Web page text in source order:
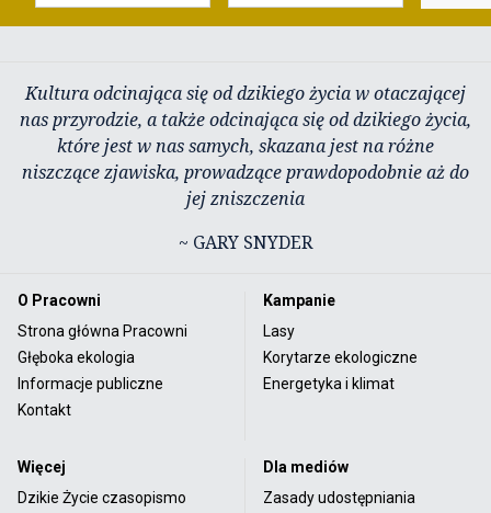
Kultura odcinająca się od dzikiego życia w otaczającej
nas przyrodzie, a także odcinająca się od dzikiego życia,
które jest w nas samych, skazana jest na różne
niszczące zjawiska, prowadzące prawdopodobnie aż do
jej zniszczenia
~ GARY SNYDER
O Pracowni
Strona główna Pracowni
Głęboka ekologia
Informacje publiczne
Kontakt
Kampanie
Lasy
Korytarze ekologiczne
Energetyka i klimat
Więcej
Dzikie Życie czasopismo
Dla mediów
Zasady udostępniania